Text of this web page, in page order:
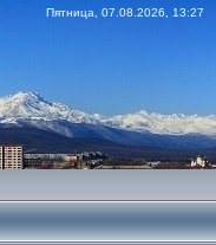
Пятница, 07.08.2026, 13:27